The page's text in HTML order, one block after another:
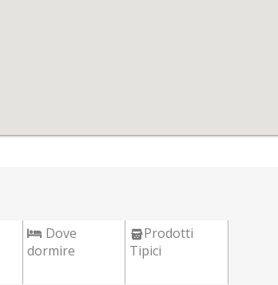
Dove
dormire
Prodotti
Tipici